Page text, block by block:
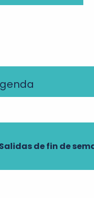
Salidas de fin de
jurídica